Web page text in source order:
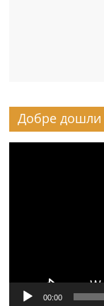
Добре дошли
00:00